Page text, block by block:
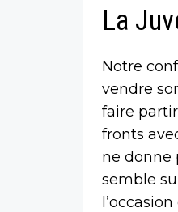
La
Notre
vendre
faire
fronts
ne donne
semble